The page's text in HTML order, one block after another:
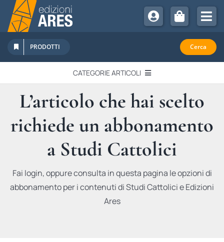
Salta
contenuto
Chi Siamo
Sostienici
Abbonamenti
Promozioni
Newsletter
PRODOTTI Cerca
CATEGORIE ARTICOLI
EDITORIALI
IN QUESTO NUMERO
RECENSIONI
L’articolo che hai scelto
richiede un abbonamento
a Studi Cattolici
Fai login, oppure consulta in questa pagina le opzioni di
abbonamento per i contenuti di Studi Cattolici e Edizioni
Ares